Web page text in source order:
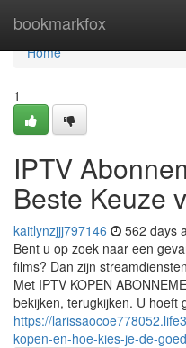
bookmarkfox
Home
Home
1
IPTV
Beste Keuze
kaitlynzjjj797146 562 days
Bent u op zoek naar een
films? Dan zijn
Met IPTV KOPEN
bekijken, terugkijken. U hoeft
https://
kopen-en-hoe-kies-je-de-